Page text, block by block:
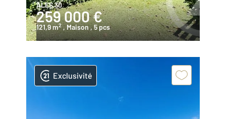
ALES 30
259 000 €
121,9 m2 , Maison, 5 pcs
Exclusivité